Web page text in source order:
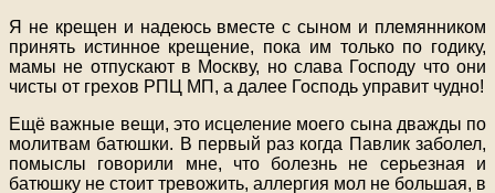
Я не крещен и надеюсь вместе с сыном и племянником
принять истинное крещение, пока им только по годику,
мамы не отпускают в Москву, но слава Господу что они
чисты от грехов РПЦ МП, а далее Господь управит чудно!
Ещё важные вещи, это исцеление моего сына дважды по
молитвам батюшки. В первый раз когда Павлик заболел,
помыслы говорили мне, что болезнь не серьезная и
батюшку не стоит тревожить, аллергия мол не большая, в